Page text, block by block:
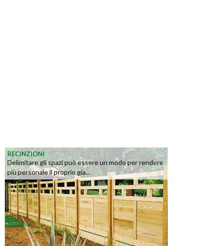
RECINZIONI
Delimitare gli spazi può essere un modo per rendere
più personale il proprio gia...